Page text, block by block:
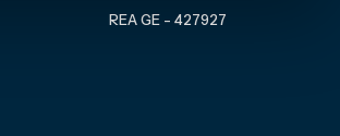
REA GE - 427927